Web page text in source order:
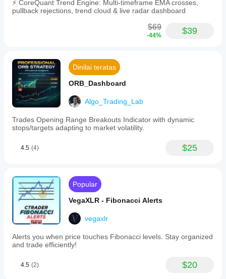
⚡ CoreQuant Trend Engine: Multi-timeframe EMA crosses,
pullback rejections, trend cloud & live radar dashboard
$69
-44% $39
Dinilai teratas
ORB_Dashboard
Algo_Trading_Lab
Trades Opening Range Breakouts Indicator with dynamic
stops/targets adapting to market volatility.
4.5 (4) $25
Popular
VegaXLR - Fibonacci Alerts
vegaxlr
Alerts you when price touches Fibonacci levels. Stay organized
and trade efficiently!
4.5 (2) $20